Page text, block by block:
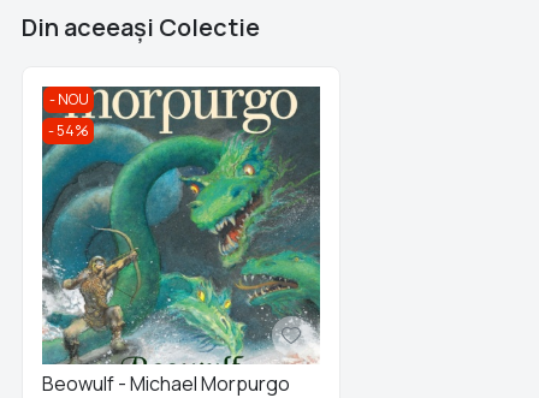
Din aceeaşi Colectie
NOU
54%
Beowulf - Michael Morpurgo